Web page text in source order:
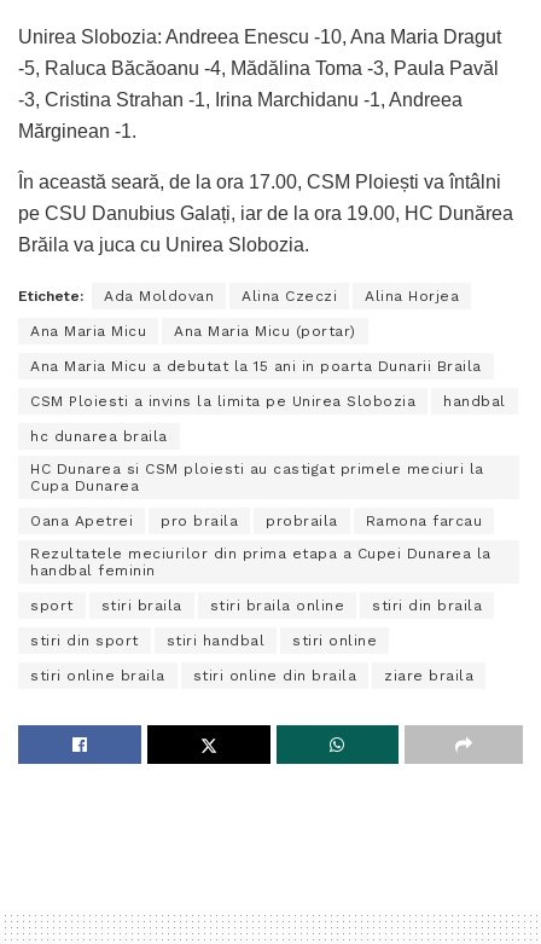
Unirea Slobozia: Andreea Enescu -10, Ana Maria Dragut
-5, Raluca Băcăoanu -4, Mădălina Toma -3, Paula Pavăl
-3, Cristina Strahan -1, Irina Marchidanu -1, Andreea
Mărginean -1.
În această seară, de la ora 17.00, CSM Ploiești va întâlni
pe CSU Danubius Galați, iar de la ora 19.00, HC Dunărea
Brăila va juca cu Unirea Slobozia.
Etichete: Ada Moldovan Alina Czeczi Alina Horjea
Ana Maria Micu Ana Maria Micu (portar)
Ana Maria Micu a debutat la 15 ani in poarta Dunarii Braila
CSM Ploiesti a invins la limita pe Unirea Slobozia handbal
hc dunarea braila
HC Dunarea si CSM ploiesti au castigat primele meciuri la
Cupa Dunarea
Oana Apetrei pro braila probraila
Ramona farcau
Rezultatele meciurilor din prima etapa a Cupei Dunarea la
handbal feminin
sport stiri braila stiri braila online stiri din braila
stiri din sport stiri handbal stiri online
stiri online braila stiri online din braila ziare braila